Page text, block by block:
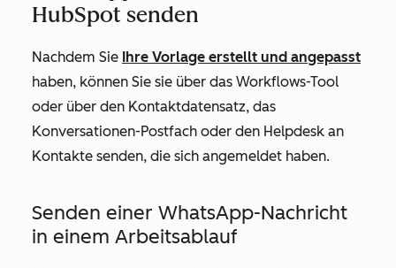
HubSpot senden
Nachdem Sie Ihre Vorlage erstellt und angepasst
haben, können Sie sie über das Workflows-Tool
oder über den Kontaktdatensatz, das
Konversationen-Postfach oder den Helpdesk an
Kontakte senden, die sich angemeldet haben.
Senden einer WhatsApp-Nachricht
in einem Arbeitsablauf